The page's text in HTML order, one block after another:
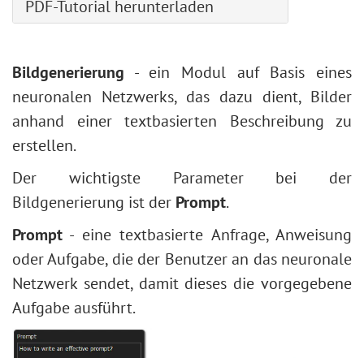
Stilisierungseffekte
Verzerrungseffekte
Points-Plugin
Enhancer-Plugin
Neon-Plugin
NatureArt-Plugin
LightShop-Plugin
HDRFactory-Plugin
AirBrush-Plugin
Ausrichten-Optionen
Schwarz-weiß-Korrektur
Schwellenwert-Korrektur
Umkehren-Korrektur
Farbton/Sättigung
Schlüsselfarben
Abdunkeln
Erweiterte Einstellungen
Dreieck
Stern
Linienzeichner
Form bearbeiten
Form füllen
Kontur für Formen zuweisen
Transformieren
Hand
Zoom
Detailstufe
Presets
Benutzerdefinierte Pinsel erstellen
Teilweise Entsättigung
Steingravur-Effekt
Kreativer Glitch-Effekt
Dunkles Foto aufhellen
Gesichts- und Körperformung
Wetter im Foto ändern
Schwarzweißfotos erstellen
Schnelle Beauty-Retusche
Fotogrußkarte zum Valentinstag
Pop-Art-Porträt
Polaroid-Fotocollage
Bücherregal-Wallpaper
PDF-Tutorial herunterladen
Bildgenerierung - ein Modul auf Basis eines
neuronalen Netzwerks, das dazu dient, Bilder
anhand einer textbasierten Beschreibung zu
erstellen.
Der wichtigste Parameter bei der
Bildgenerierung ist der Prompt.
Prompt - eine textbasierte Anfrage, Anweisung
oder Aufgabe, die der Benutzer an das neuronale
Netzwerk sendet, damit dieses die vorgegebene
Aufgabe ausführt.